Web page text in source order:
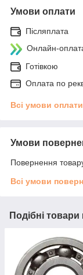
Умови оплати
Післяплата
Онлайн-
Готівкою
Оплата по
Всі умови оплати
Умови
Повернення
Всі умови
Подібні товари